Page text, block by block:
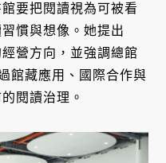
要把閱讀視為可被看
慣與想像。她提出
營方向，並強調總館
館藏應用、國際合作與
閱讀治理。